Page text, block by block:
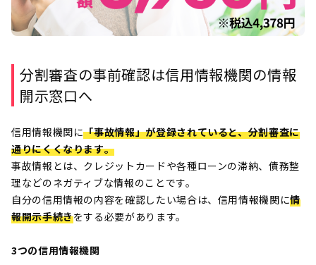
分割審査の事前確認は信用情報機関の情報
開示窓口へ
信用情報機関に「事故情報」が登録されていると、分割審査に
通りにくくなります。
事故情報とは、クレジットカードや各種ローンの滞納、債務整
理などのネガティブな情報のことです。
自分の信用情報の内容を確認したい場合は、信用情報機関に情
報開示手続きをする必要があります。
3つの信用情報機関